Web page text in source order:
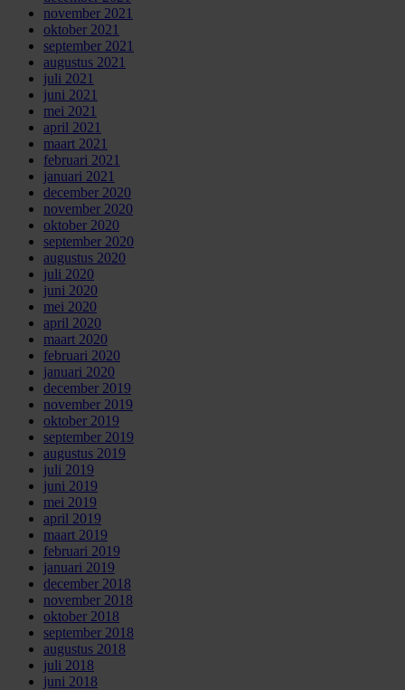
november 2021
oktober 2021
september 2021
augustus 2021
juli 2021
juni 2021
mei 2021
april 2021
maart 2021
februari 2021
januari 2021
december 2020
november 2020
oktober 2020
september 2020
augustus 2020
juli 2020
juni 2020
mei 2020
april 2020
maart 2020
februari 2020
januari 2020
december 2019
november 2019
oktober 2019
september 2019
augustus 2019
juli 2019
juni 2019
mei 2019
april 2019
maart 2019
februari 2019
januari 2019
december 2018
november 2018
oktober 2018
september 2018
augustus 2018
juli 2018
juni 2018